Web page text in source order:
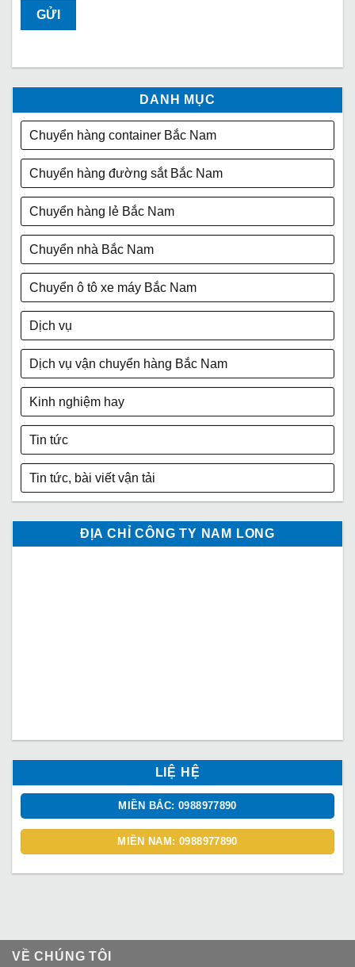
DANH MỤC
Chuyển hàng container Bắc Nam
Chuyển hàng đường sắt Bắc Nam
Chuyển hàng lẻ Bắc Nam
Chuyển nhà Bắc Nam
Chuyển ô tô xe máy Bắc Nam
Dịch vụ
Dịch vụ vận chuyển hàng Bắc Nam
Kinh nghiệm hay
Tin tức
Tin tức, bài viết vận tải
ĐỊA CHỈ CÔNG TY NAM LONG
LIỆ HỆ
MIỀN BẮC: 0988977890
MIỀN NAM: 0988977890
VỀ CHÚNG TÔI